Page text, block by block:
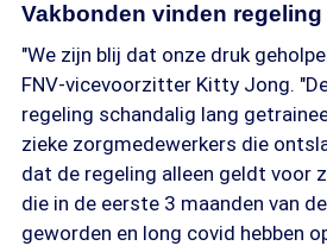
Vakbonden vinden
"We zijn blij dat onze druk
FNV-vicevoorzitter Kitty Jong.
regeling schandalig lang
zieke zorgmedewerkers die
dat de regeling alleen geldt voor
die in de eerste 3 maanden van
geworden en long covid hebben